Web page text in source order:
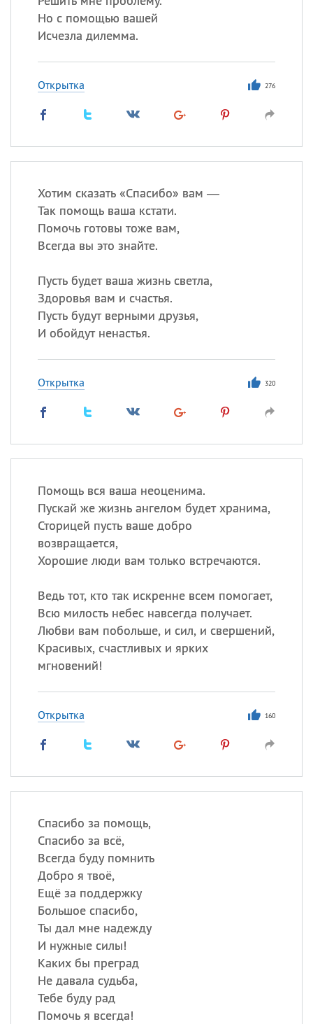
Но с помощью вашей
Исчезла дилемма.
Открытка 276
Хотим сказать «Спасибо» вам —
Так помощь ваша кстати.
Помочь готовы тоже вам,
Всегда вы это знайте.
Пусть будет ваша жизнь светла,
Здоровья вам и счастья.
Пусть будут верными друзья,
И обойдут ненастья.
Открытка 320
Помощь вся ваша неоценима.
Пускай же жизнь ангелом будет хранима,
Сторицей пусть ваше добро
возвращается,
Хорошие люди вам только встречаются.
Ведь тот, кто так искренне всем помогает,
Всю милость небес навсегда получает.
Любви вам побольше, и сил, и свершений,
Красивых, счастливых и ярких
мгновений!
Открытка 160
Спасибо за помощь,
Спасибо за всё,
Всегда буду помнить
Добро я твоё,
Ещё за поддержку
Большое спасибо,
Ты дал мне надежду
И нужные силы!
Каких бы преград
Не давала судьба,
Тебе буду рад
Помочь я всегда!